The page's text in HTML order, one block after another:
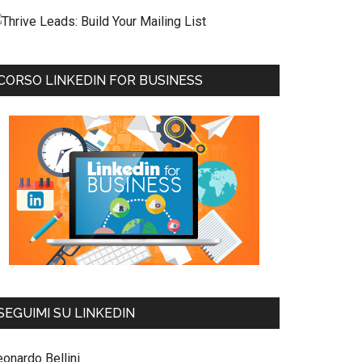
LINKEDIN FOR BUSINESS
SU LINKEDIN
Bellini